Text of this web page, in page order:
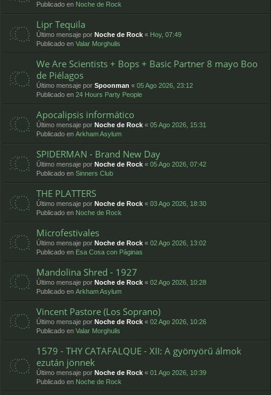
Publicado en Noche de Rock
Lipr Tequila
Último mensaje por Noche de Rock « Hoy, 07:49
Publicado en Valar Morghulis
We Are Scientists + Bops + Basic Partner 8 mayo Boo
de Piélagos
Último mensaje por Spoonman « 05 Ago 2026, 23:12
Publicado en 24 Hours Party People
Apocalipsis informático
Último mensaje por Noche de Rock « 05 Ago 2026, 15:31
Publicado en Arkham Asylum
SPIDERMAN - Brand New Day
Último mensaje por Noche de Rock « 05 Ago 2026, 07:42
Publicado en Sinners Club
THE PLATTERS
Último mensaje por Noche de Rock « 03 Ago 2026, 18:30
Publicado en Noche de Rock
Microfestivales
Último mensaje por Noche de Rock « 02 Ago 2026, 13:02
Publicado en Esa Cosa con Páginas
Mandolina Shred - 1927
Último mensaje por Noche de Rock « 02 Ago 2026, 10:28
Publicado en Arkham Asylum
Vincent Pastore (Los Soprano)
Último mensaje por Noche de Rock « 02 Ago 2026, 10:26
Publicado en Valar Morghulis
1579 - THY CATAFALQUE - XII: A gyönyörű álmok
ezután jönnek
Último mensaje por Noche de Rock « 01 Ago 2026, 10:39
Publicado en Noche de Rock